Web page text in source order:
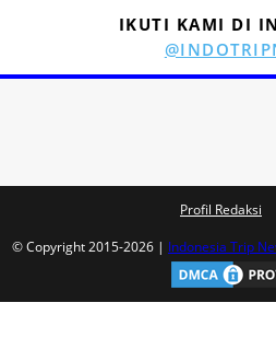
IKUTI KAMI DI
Profil Redaksi
© Copyright 2015-2026 | Indonesia Trip